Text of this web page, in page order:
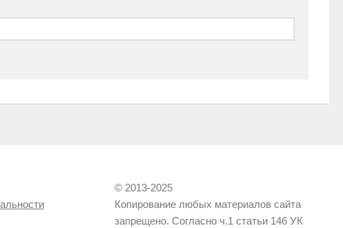
© 2013-2025
Копирование любых материалов сайта
запрещено. Согласно ч.1 статьи 146 УК